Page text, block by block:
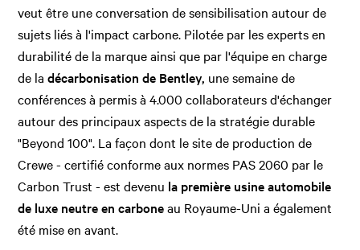
veut être une conversation de sensibilisation autour de
sujets liés à l'impact carbone. Pilotée par les experts en
durabilité de la marque ainsi que par l'équipe en charge
de ladécarbonisation de Bentley, une semaine de
conférences à permis à4.000 collaborateurs d'échanger
autour des principaux aspects de la stratégie durable
"Beyond 100". La façon dont le site de production de
Crewe -certifié conforme aux normes PAS 2060 par le
Carbon Trust - est devenu la première usine automobile
de luxe neutre en carboneau Royaume-Uni a également
été mise en avant.